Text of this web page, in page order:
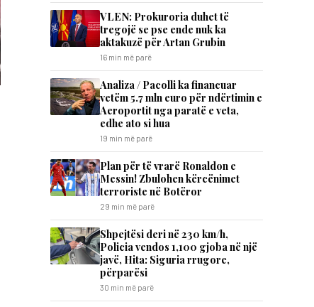
VLEN: Prokuroria duhet të
tregojë se pse ende nuk ka
aktakuzë për Artan Grubin
16 min më parë
Analiza / Pacolli ka financuar
vetëm 5.7 mln euro për ndërtimin e
Aeroportit nga paratë e veta,
edhe ato si hua
19 min më parë
Plan për të vrarë Ronaldon e
Messin! Zbulohen kërcënimet
terroriste në Botëror
29 min më parë
Shpejtësi deri në 230 km/h,
Policia vendos 1,100 gjoba në një
javë, Hita: Siguria rrugore,
përparësi
30 min më parë